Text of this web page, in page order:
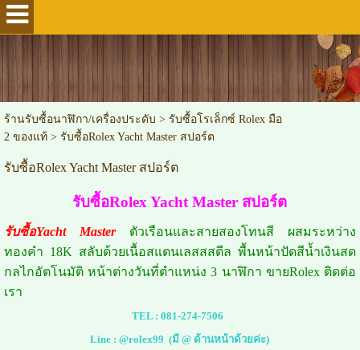
ร้านรับซื้อนาฬิกา/เครื่องประดับ > รับซื้อโรเล็กซ์ Rolex มือ
2 ของแท้> รับซื้อRolex Yacht Master สปอร์ต
รับซื้อRolex Yacht Master สปอร์ต
รับซื้อRolex Yacht Master สปอร์ต
รับซื้อYacht Masterตัวเรือนและสายสองโทนสี ผสมระหว่าง
ทองคำ 18K สลับด้วยเนื้อสแตนเลสสสตีล พื้นหน้าปัดสีน้ำเงินสด
กลไกอัตโนมัติ หน้าต่างวันที่ตำแหน่ง 3 นาฬิกา ขายRolex ติดต่อ
เรา
TEL : 081-274-7506
Line :@rolex99 (มี @ ด้านหน้าด้วยค่ะ)